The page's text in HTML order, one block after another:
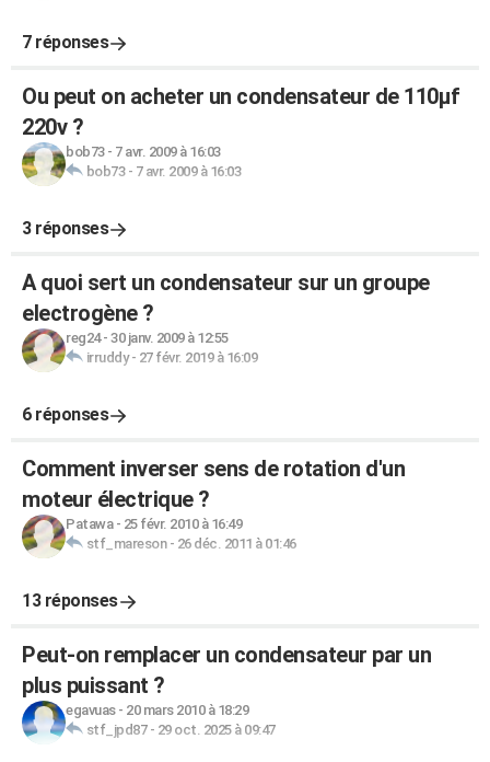
7 réponses
Ou peut on acheter un condensateur de 110µf
220v ?
bob73- 7 avr. 2009 à 16:03
bob73- 7 avr. 2009 à 16:03
3 réponses
A quoi sert un condensateur sur un groupe
electrogène ?
reg24- 30 janv. 2009 à 12:55
irruddy- 27 févr. 2019 à 16:09
6 réponses
Comment inverser sens de rotation d'un
moteur électrique ?
Patawa- 25 févr. 2010 à 16:49
stf_mareson- 26 déc. 2011 à 01:46
13 réponses
Peut-on remplacer un condensateur par un
plus puissant ?
egavuas- 20 mars 2010 à 18:29
stf_jpd87- 29 oct. 2025 à 09:47